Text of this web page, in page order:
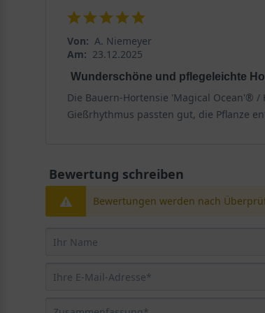
Von: A. Niemeyer
Am: 23.12.2025
Wunderschöne und pflegeleichte
Die Bauern-Hortensie 'Magical Ocean'®
Gießrhythmus passten gut, die Pflanze
Bewertung schreiben
Bewertungen werden nach